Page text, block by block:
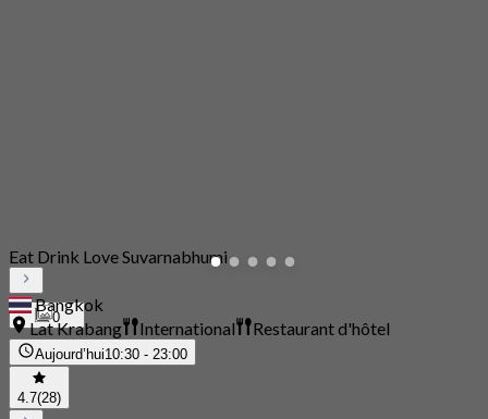
0
Eat Drink Love Suvarnabhumi
Bangkok
Lat Krabang
International Restaurant d'hôtel
Aujourd’hui10:30 - 23:00
4.7(28)